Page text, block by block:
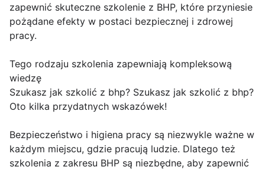
zapewnić skuteczne szkolenie z BHP, które przyniesie
pożądane efekty w postaci bezpiecznej i zdrowej
pracy.
Tego rodzaju szkolenia zapewniają kompleksową
wiedzę
Szukasz jak szkolić z bhp? Szukasz jak szkolić z bhp?
Oto kilka przydatnych wskazówek!
Bezpieczeństwo i higiena pracy są niezwykle ważne w
każdym miejscu, gdzie pracują ludzie. Dlatego też
szkolenia z zakresu BHP są niezbędne, aby zapewnić